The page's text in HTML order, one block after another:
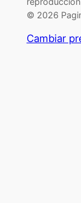
© 2026
Cambiar